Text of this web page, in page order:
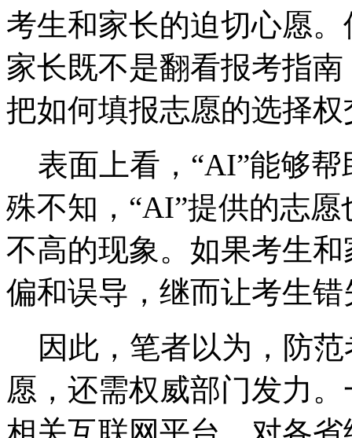
考生和家长的迫切心愿
家长既不是翻看报考指
把如何填报志愿的选择权
表面上看，“AI”能够帮
殊不知，“AI”提供的志
不高的现象。如果考生
偏和误导，继而让考生
因此，笔者以为，防范
愿，还需权威部门发力